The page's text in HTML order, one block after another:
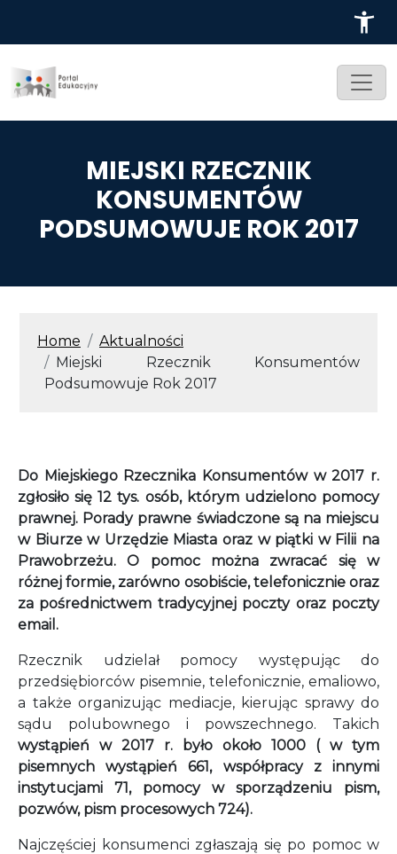
MIEJSKI RZECZNIK
KONSUMENTÓW
PODSUMOWUJE ROK 2017
ŚCIEŻKA NAWIGACYJNA
Home
Aktualności
Miejski Rzecznik Konsumentów
Podsumowuje Rok 2017
Do Miejskiego Rzecznika Konsumentów w 2017 r.
zgłosiło się 12 tys. osób, którym udzielono pomocy
prawnej. Porady prawne świadczone są na miejscu
w Biurze w Urzędzie Miasta oraz w piątki w Filii na
Prawobrzeżu. O pomoc można zwracać się w
różnej formie, zarówno osobiście, telefonicznie oraz
za pośrednictwem tradycyjnej poczty oraz poczty
email.
Rzecznik udzielał pomocy występując do
przedsiębiorców pisemnie, telefonicznie, emaliowo,
a także organizując mediacje, kierując sprawy do
sądu polubownego i powszechnego. Takich
wystąpień w 2017 r. było około 1000 ( w tym
pisemnych wystąpień 661, współpracy z innymi
instytucjami 71, pomocy w sporządzeniu pism,
pozwów, pism procesowych 724).
Najczęściej konsumenci zgłaszają się po pomoc w